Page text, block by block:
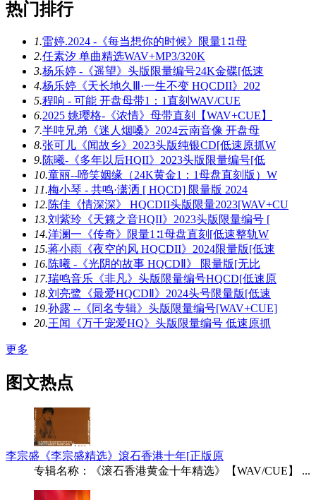
热门排行
1.雷婷.2024 -《每当想你的时候》限量1∶1母
2.任素汐 单曲精选WAV+MP3/320K
3.杨乐婷 -《遥望》头版限量编号24K金碟[低速
4.杨乐婷《天长地久Ⅲ·一生不变 HQCDII》202
5.程响 - 可能 开盘母带1：1直刻WAV/CUE
6.2025 姚璎格-《浓情》母带直刻【WAV+CUE】
7.半吨兄弟《迷人烟嗓》2024云南音像 开盘母
8.张可儿《闻故乡》2023头版纯银CD[低速原抓W
9.陈曦-《多年以后HQII》2023头版限量编号[低
10.童丽--啼笑姻缘（24K黄金1：1母盘直刻版）W
11.梅小琴 - 共鸣·潇洒 [ HQCD] 限量版 2024
12.陈佳《情深深》 HQCDII头版限量2023[WAV+CU
13.刘紫玲《天籁之音HQII》2023头版限量编号 [
14.洋澜一《传奇》限量1∶1母盘直刻[低速整轨W
15.蒋小雨《夜空的风 HQCDII》2024限量版[低速
16.陈曦 -《光阴的故事 HQCDⅡ》 限量版[无比
17.瑞鸣音乐《非凡》头版限量编号HQCD[低速原
18.刘亮鹭《最爱HQCDⅡ》2024头号限量版[低速
19.孙露 --《同名专辑》头版限量编号[WAV+CUE]
20.王闻《万千宠爱HQ》头版限量编号 低速原抓
更多
图文热点
李宗盛《李宗盛精选》滾石香港十年[正版原
专辑名称：《滚石香港黄金十年精选》【WAV/CUE】 ...